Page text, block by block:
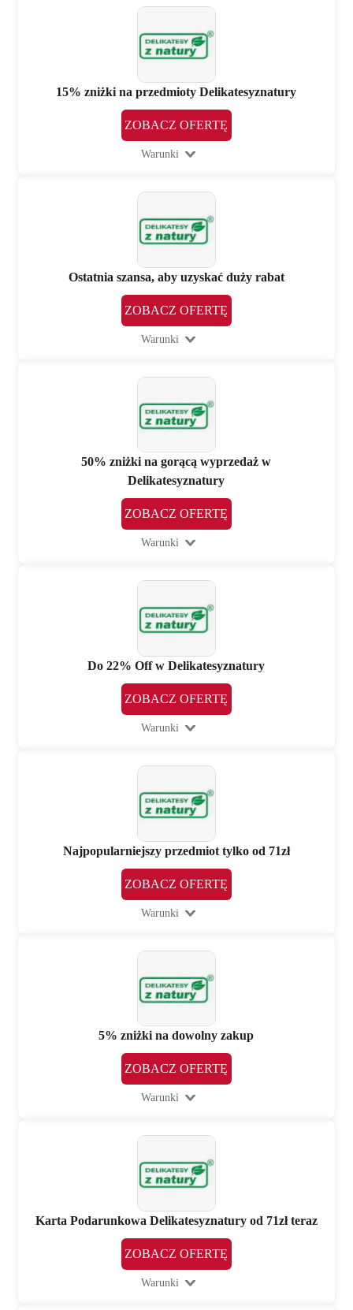
15% zniżki na przedmioty Delikatesyznatury
ZOBACZ OFERTĘ
Warunki
Ostatnia szansa, aby uzyskać duży rabat
ZOBACZ OFERTĘ
Warunki
50% zniżki na gorącą wyprzedaż w
Delikatesyznatury
ZOBACZ OFERTĘ
Warunki
Do 22% Off w Delikatesyznatury
ZOBACZ OFERTĘ
Warunki
Najpopularniejszy przedmiot tylko od 71zł
ZOBACZ OFERTĘ
Warunki
5% zniżki na dowolny zakup
ZOBACZ OFERTĘ
Warunki
Karta Podarunkowa Delikatesyznatury od 71zł teraz
ZOBACZ OFERTĘ
Warunki